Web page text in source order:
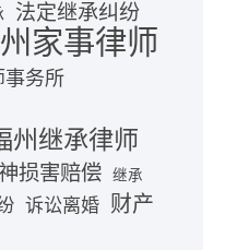
法定继承纠纷
家事律师
事务所
州继承律师
损害赔偿 继承
诉讼离婚 财产